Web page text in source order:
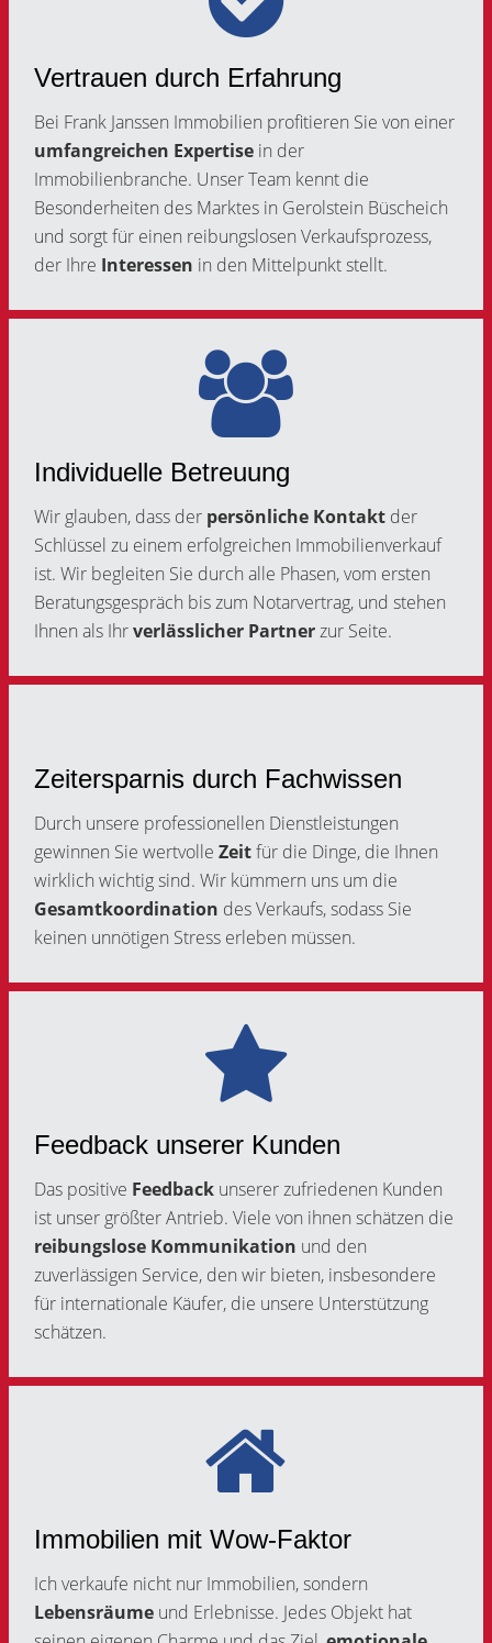
Vertrauen durch Erfahrung
Bei Frank Janssen Immobilien profitieren Sie von einer
umfangreichen Expertise in der
Immobilienbranche. Unser Team kennt die
Besonderheiten des Marktes in Gerolstein Büscheich
und sorgt für einen reibungslosen Verkaufsprozess,
der Ihre Interessen in den Mittelpunkt stellt.
Individuelle Betreuung
Wir glauben, dass der persönliche Kontakt der
Schlüssel zu einem erfolgreichen Immobilienverkauf
ist. Wir begleiten Sie durch alle Phasen, vom ersten
Beratungsgespräch bis zum Notarvertrag, und stehen
Ihnen als Ihrverlässlicher Partnerzur Seite.
Zeitersparnis durch Fachwissen
Durch unsere professionellen Dienstleistungen
gewinnen Sie wertvolle Zeitfür die Dinge, die Ihnen
wirklich wichtig sind. Wir kümmern uns um die
Gesamtkoordination des Verkaufs, sodass Sie
keinen unnötigen Stress erleben müssen.
Feedback unserer Kunden
Das positive Feedback unserer zufriedenen Kunden
ist unser größter Antrieb. Viele von ihnen schätzen die
reibungslose Kommunikation und den
zuverlässigen Service, den wir bieten, insbesondere
für internationale Käufer, die unsere Unterstützung
schätzen.
Immobilien mit Wow-Faktor
Ich verkaufe nicht nur Immobilien, sondern
Lebensräume und Erlebnisse. Jedes Objekt hat